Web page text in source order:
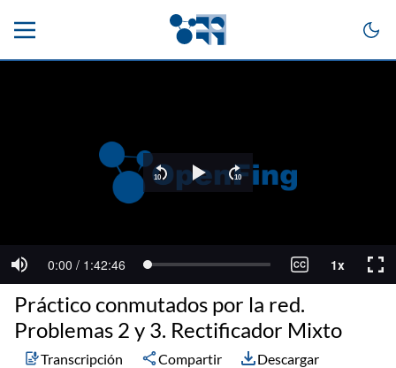
Práctico conmutados por la red.
Problemas 2 y 3. Rectificador Mixto
Transcripción Compartir Descargar